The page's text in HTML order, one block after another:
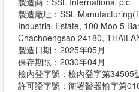
製造廠址：SSL
Industrial Estate, 100 Moo 5
Chachoengsao 24180,
製造日期：2025年05月
保存期限：2030年04月
檢內登字號：檢內登字第34505
許可證字號：衛署醫器輸字第